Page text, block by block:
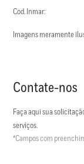
Cod. Inmar:
Imagens meramente
Contate-nos
Faça aqui sua
serviços.
*Campos com